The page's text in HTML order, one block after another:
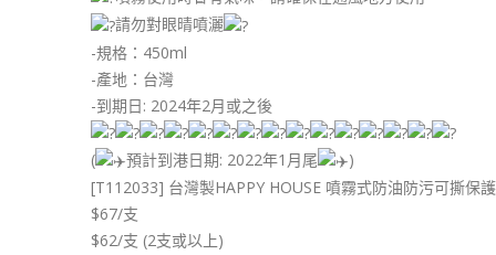
請勿對眼晴噴灑
-規格：450ml
-產地：台灣
-到期日: 2024年2月或之後
( 預計到港日期: 2022年1月尾
)
[T112033] 台灣製HAPPY HOUSE 噴霧式防油防污可撕保
$67/支
$62/支 (2支或以上)